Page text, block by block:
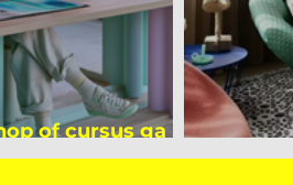
of cursus ga jij
je vakantie?